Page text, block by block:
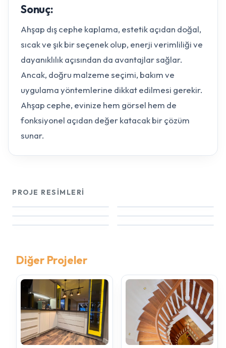
Sonuç:
Ahşap dış cephe kaplama, estetik açıdan doğal,
sıcak ve şık bir seçenek olup, enerji verimliliği ve
dayanıklılık açısından da avantajlar sağlar.
Ancak, doğru malzeme seçimi, bakım ve
uygulama yöntemlerine dikkat edilmesi gerekir.
Ahşap cephe, evinize hem görsel hem de
fonksiyonel açıdan değer katacak bir çözüm
sunar.
PROJE RESIMLERI
+4
Diğer Projeler